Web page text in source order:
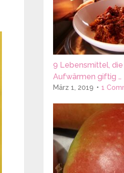
9 Lebensmittel,
Aufwärmen giftig …
März 1, 2019 1